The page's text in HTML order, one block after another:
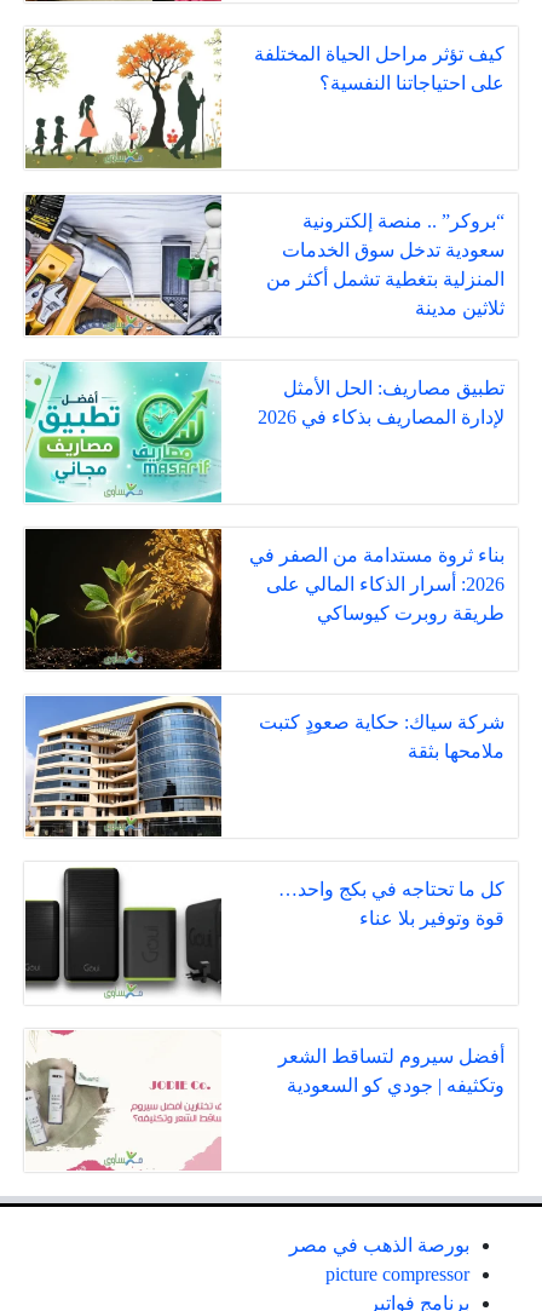
كيف تؤثر مراحل الحياة المختلفة
على احتياجاتنا النفسية؟
“بروكر” .. منصة إلكترونية
سعودية تدخل سوق الخدمات
المنزلية بتغطية تشمل أكثر من
ثلاثين مدينة
تطبيق مصاريف: الحل الأمثل
لإدارة المصاريف بذكاء في 2026
بناء ثروة مستدامة من الصفر في
2026: أسرار الذكاء المالي على
طريقة روبرت كيوساكي
شركة سياك: حكاية صعودٍ كتبت
ملامحها بثقة
كل ما تحتاجه في بكج واحد…
قوة وتوفير بلا عناء
أفضل سيروم لتساقط الشعر
وتكثيفه | جودي كو السعودية
بورصة الذهب في مصر
picture compressor
برنامج فواتير